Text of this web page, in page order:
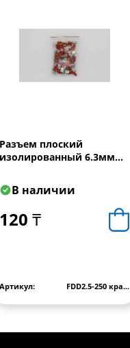
Разъем плоский
изолированный 6.3мм
под кабель 1.5-2.5мм2,
Imax=10A
В наличии
120 ₸
Артикул: FDD2.5-250 кра...